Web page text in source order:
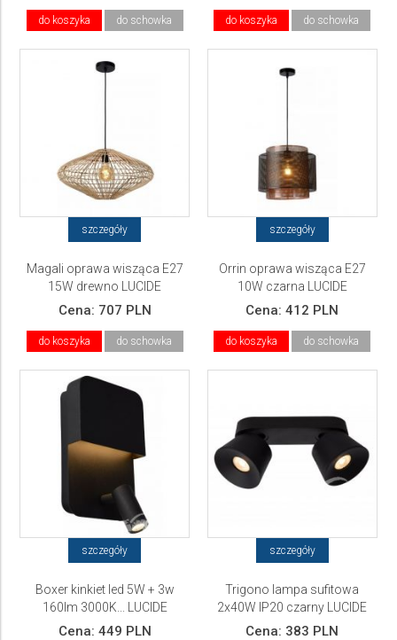
do koszyka do schowka do koszyka do schowka
szczegóły
Magali oprawa wisząca E27
15W drewno LUCIDE
Cena: 707 PLN
do koszyka do schowka
szczegóły
Orrin oprawa wisząca E27
10W czarna LUCIDE
Cena:412 PLN
do koszyka do schowka
szczegóły
Boxer kinkiet led 5W + 3w
160lm 3000K... LUCIDE
Cena: 449 PLN
szczegóły
Trigono lampa sufitowa
2x40W IP20 czarny LUCIDE
Cena: 383 PLN